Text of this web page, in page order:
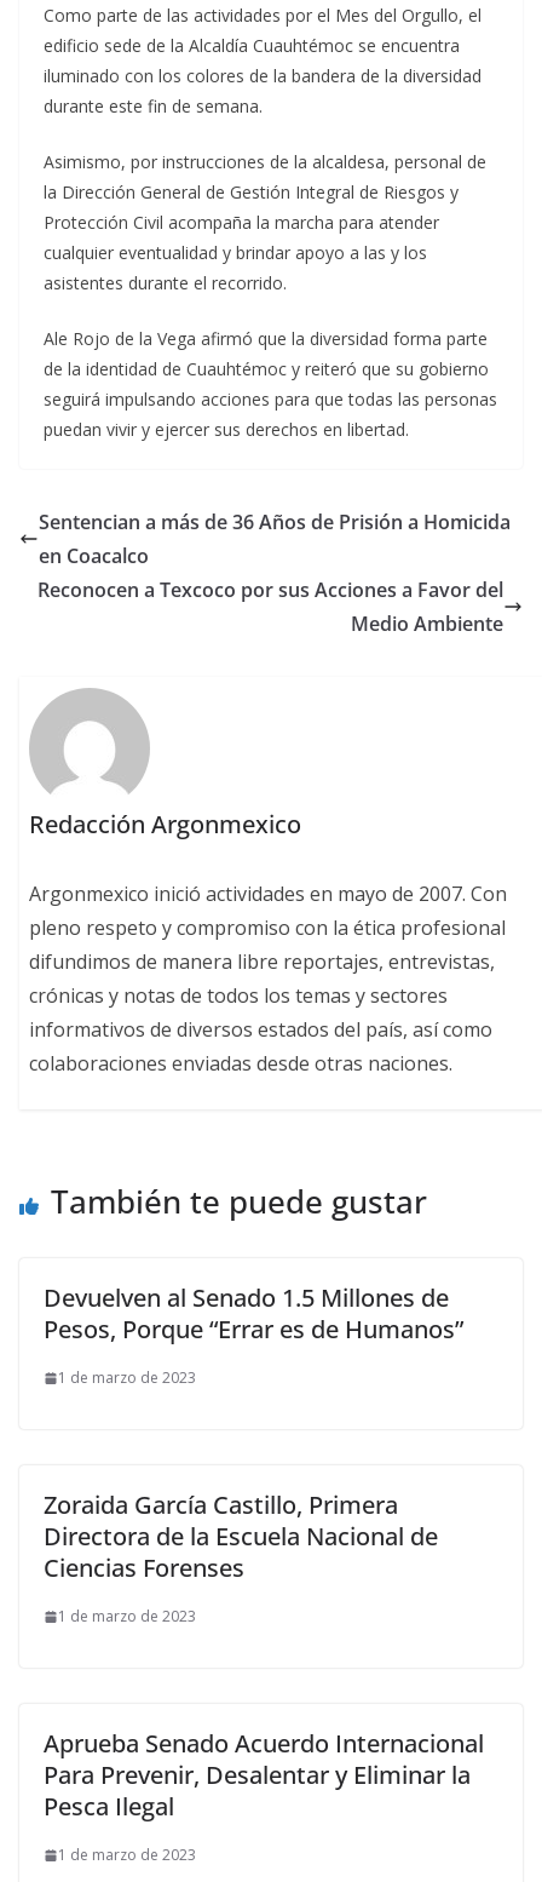
Como parte de las actividades por el Mes del Orgullo, el
edificio sede de la Alcaldía Cuauhtémoc se encuentra
iluminado con los colores de la bandera de la diversidad
durante este fin de semana.
Asimismo, por instrucciones de la alcaldesa, personal de
la Dirección General de Gestión Integral de Riesgos y
Protección Civil acompaña la marcha para atender
cualquier eventualidad y brindar apoyo a las y los
asistentes durante el recorrido.
Ale Rojo de la Vega afirmó que la diversidad forma parte
de la identidad de Cuauhtémoc y reiteró que su gobierno
seguirá impulsando acciones para que todas las personas
puedan vivir y ejercer sus derechos en libertad.
Sentencian a más de 36 Años de Prisión a Homicida
en Coacalco
Reconocen a Texcoco por sus Acciones a Favor del
Medio Ambiente
Redacción Argonmexico
Argonmexico inició actividades en mayo de 2007. Con
pleno respeto y compromiso con la ética profesional
difundimos de manera libre reportajes, entrevistas,
crónicas y notas de todos los temas y sectores
informativos de diversos estados del país, así como
colaboraciones enviadas desde otras naciones.
También te puede gustar
Devuelven al Senado 1.5 Millones de
Pesos, Porque “Errar es de Humanos”
1 de marzo de 2023
Zoraida García Castillo, Primera
Directora de la Escuela Nacional de
Ciencias Forenses
1 de marzo de 2023
Aprueba Senado Acuerdo Internacional
Para Prevenir, Desalentar y Eliminar la
Pesca Ilegal
1 de marzo de 2023